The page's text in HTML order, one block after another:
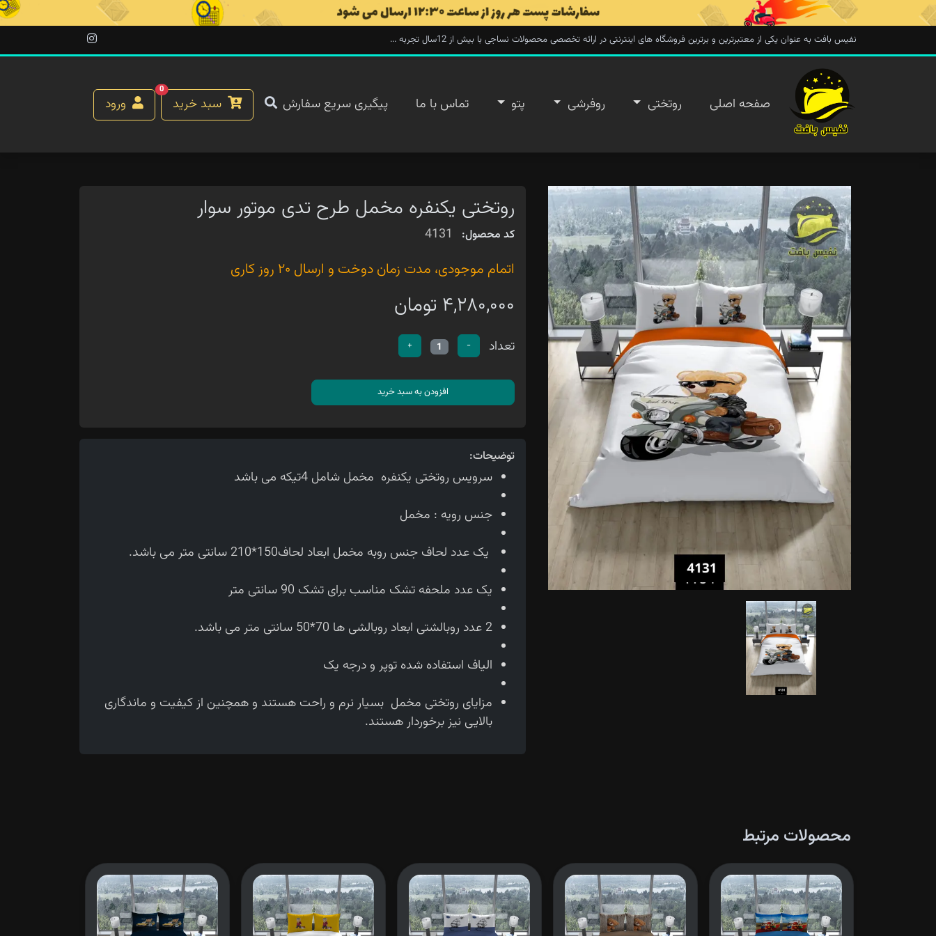
نفیس بافت به عنوان یکی از معتبرترین و برترین فروشگاه های اینترنتی در ارائه تخصصی محصولات نساجی با بیش از 12سال تجربه ...
صفحه اصلی روتختی روفرشی پتو تماس با ما پیگیری سریع سفارش سبد خرید
0
ورود
روتختی یکنفره مخمل طرح تدی موتور سوار
کد محصول: 4131
اتمام موجودی، مدت زمان دوخت و ارسال ۲۰ روز کاری
۴,۲۸۰,۰۰۰ تومان
تعداد -
1
+
افزودن به سبد خرید
توضیحات:
سرویس روتختی یکنفره مخمل شامل 4تیکه می باشد
جنس رویه : مخمل
یک عدد لحاف جنس روبه مخمل ابعاد لحاف150*210 سانتی متر می باشد.
یک عدد ملحفه تشک مناسب برای تشک 90 سانتی متر
2 عدد روبالشتی ابعاد روبالشی ها 70*50 سانتی متر می باشد.
الیاف استفاده شده توپر و درجه یک
مزایای روتختی مخمل بسیار نرم و راحت هستند و همچنین از کیفیت و ماندگاری
بالایی نیز برخوردار هستند.
محصولات مرتبط